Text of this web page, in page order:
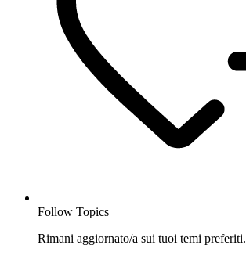
Follow Topics
Rimani aggiornato/a sui tuoi temi preferiti.